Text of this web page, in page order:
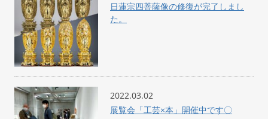
日蓮宗四菩薩像の修復が完了しまし
た。
2022.03.02
展覧会「工芸×本」開催中です〇